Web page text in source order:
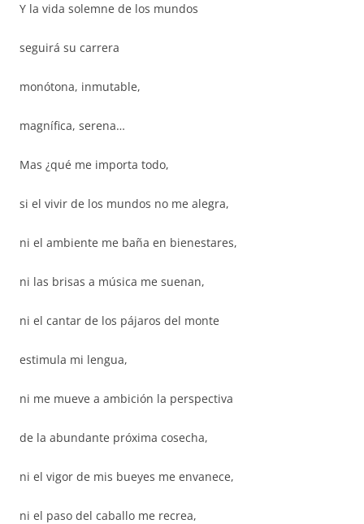
Y la vida solemne de los mundos
seguirá su carrera
monótona, inmutable,
magnífica, serena…
Mas ¿qué me importa todo,
si el vivir de los mundos no me alegra,
ni el ambiente me baña en bienestares,
ni las brisas a música me suenan,
ni el cantar de los pájaros del monte
estimula mi lengua,
ni me mueve a ambición la perspectiva
de la abundante próxima cosecha,
ni el vigor de mis bueyes me envanece,
ni el paso del caballo me recrea,